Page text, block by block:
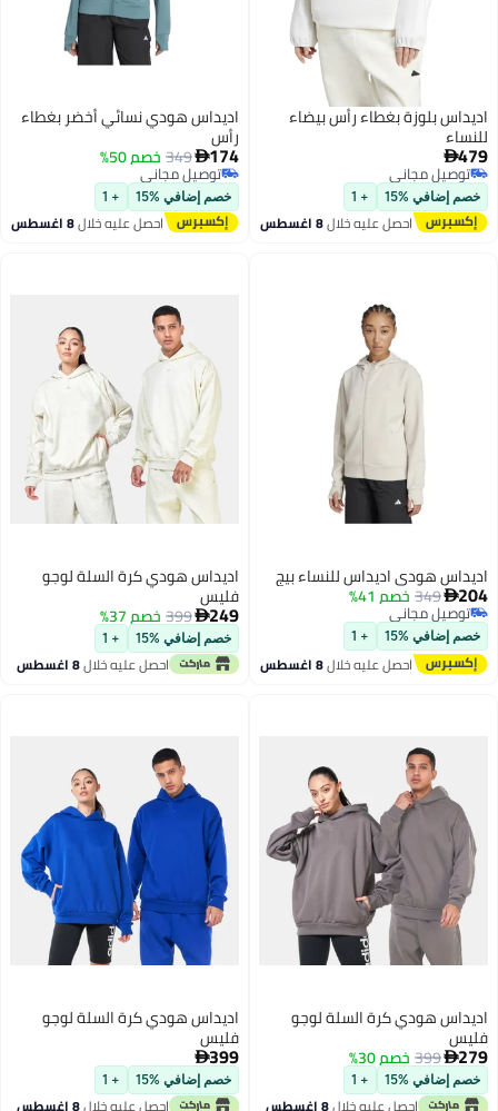
بلوزة بغطاء رأس بيضاء

مجاني
مجاني
إضافي %15 + 1
احصل عليه خلال8 اغسطس
اديداس هودي نسائي أخضر بغطاء

349 خصم 50%
توصيل مجاني
توصيل مجاني
خصم إضافي %15 + 1
احصل عليه خلال8 اغسطس
هودي اديداس للنساء بيج

349خصم 41%
مجاني
مجاني
إضافي %15 + 1
احصل عليه خلال8 اغسطس
اديداس هودي كرة السلة لوجو
فليس

399 خصم 37%
خصم إضافي %15 + 1
احصل عليه خلال8 اغسطس
هودي كرة السلة لوجو

399 خصم 30%
إضافي %15 + 1
احصل عليه خلال8 اغسطس
اديداس هودي كرة السلة لوجو
فليس

خصم إضافي %15 + 1
احصل عليه خلال8 اغسطس